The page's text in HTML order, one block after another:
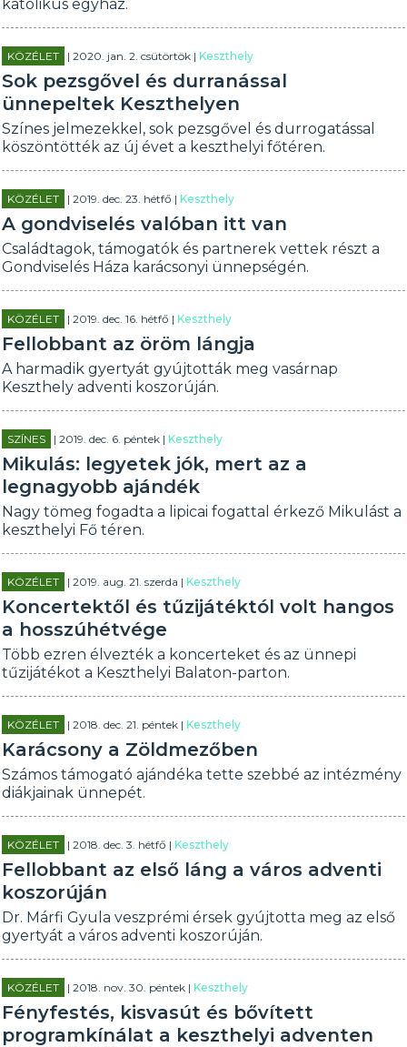
katolikus egyház.
KÖZÉLET | 2020. jan. 2. csütörtök |Keszthely
Sok pezsgővel és durranással
ünnepeltek Keszthelyen
Színes jelmezekkel, sok pezsgővel és durrogatással
köszöntötték az új évet a keszthelyi főtéren.
KÖZÉLET | 2019. dec. 23. hétfő |Keszthely
A gondviselés valóban itt van
Családtagok, támogatók és partnerek vettek részt a
Gondviselés Háza karácsonyi ünnepségén.
KÖZÉLET | 2019. dec. 16. hétfő |Keszthely
Fellobbant az öröm lángja
A harmadik gyertyát gyújtották meg vasárnap
Keszthely adventi koszorúján.
SZÍNES | 2019. dec. 6. péntek |Keszthely
Mikulás: legyetek jók, mert az a
legnagyobb ajándék
Nagy tömeg fogadta a lipicai fogattal érkező Mikulást a
keszthelyi Fő téren.
KÖZÉLET | 2019. aug. 21. szerda |Keszthely
Koncertektől és tűzijátéktól volt hangos
a hosszúhétvége
Több ezren élvezték a koncerteket és az ünnepi
tűzijátékot a Keszthelyi Balaton-parton.
KÖZÉLET | 2018. dec. 21. péntek |Keszthely
Karácsony a Zöldmezőben
Számos támogató ajándéka tette szebbé az intézmény
diákjainak ünnepét.
KÖZÉLET | 2018. dec. 3. hétfő |Keszthely
Fellobbant az első láng a város adventi
koszorúján
Dr. Márfi Gyula veszprémi érsek gyújtotta meg az első
gyertyát a város adventi koszorúján.
KÖZÉLET | 2018. nov. 30. péntek |Keszthely
Fényfestés, kisvasút és bővített
programkínálat a keszthelyi adventen